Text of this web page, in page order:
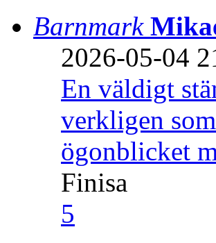
Barnmark
2026-05-04
En väldigt
verkligen
ögonblicket
Finisa
5